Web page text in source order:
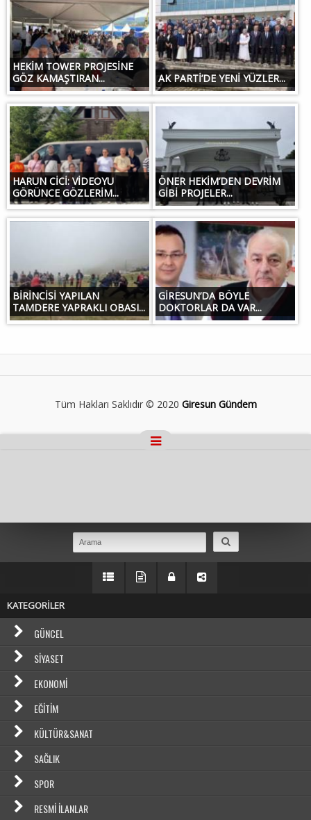
HEKİM TOWER PROJESİNE
GÖZ KAMAŞTIRAN...
AK PARTİ’DE YENİ YÜZLER...
HARUN CİCİ: VİDEOYU
GÖRÜNCE GÖZLERİM...
ÖNER HEKİM’DEN DEVRİM
GİBİ PROJELER...
BİRİNCİSİ YAPILAN
TAMDERE YAPRAKLI OBASI...
GİRESUN’DA BÖYLE
DOKTORLAR DA VAR...
Tüm Hakları Saklıdır © 2020 Giresun Gündem
KATEGORİLER
GÜNCEL
SIYASET
EKONOMI
EĞITIM
KÜLTÜR&SANAT
SAĞLIK
SPOR
RESMI İLANLAR